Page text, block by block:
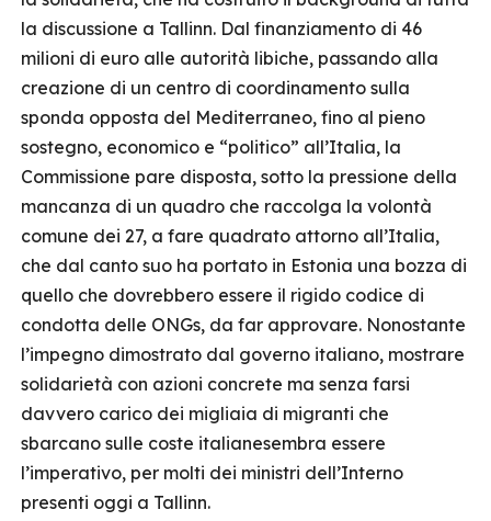
la discussione a Tallinn. Dal finanziamento di 46
milioni di euro alle autorità libiche, passando alla
creazione di un centro di coordinamento sulla
sponda opposta del Mediterraneo, fino al pieno
sostegno, economico e “politico” all’Italia, la
Commissione pare disposta, sotto la pressione della
mancanza di un quadro che raccolga la volontà
comune dei 27, a fare quadrato attorno all’Italia,
che dal canto suo ha portato in Estonia una bozza di
quello che dovrebbero essere il rigido codice di
condotta delle ONGs, da far approvare. Nonostante
l’impegno dimostrato dal governo italiano, mostrare
solidarietà con azioni concrete ma senza farsi
davvero carico dei migliaia di migranti che
sbarcano sulle coste italianesembra essere
l’imperativo, per molti dei ministri dell’Interno
presenti oggi a Tallinn.